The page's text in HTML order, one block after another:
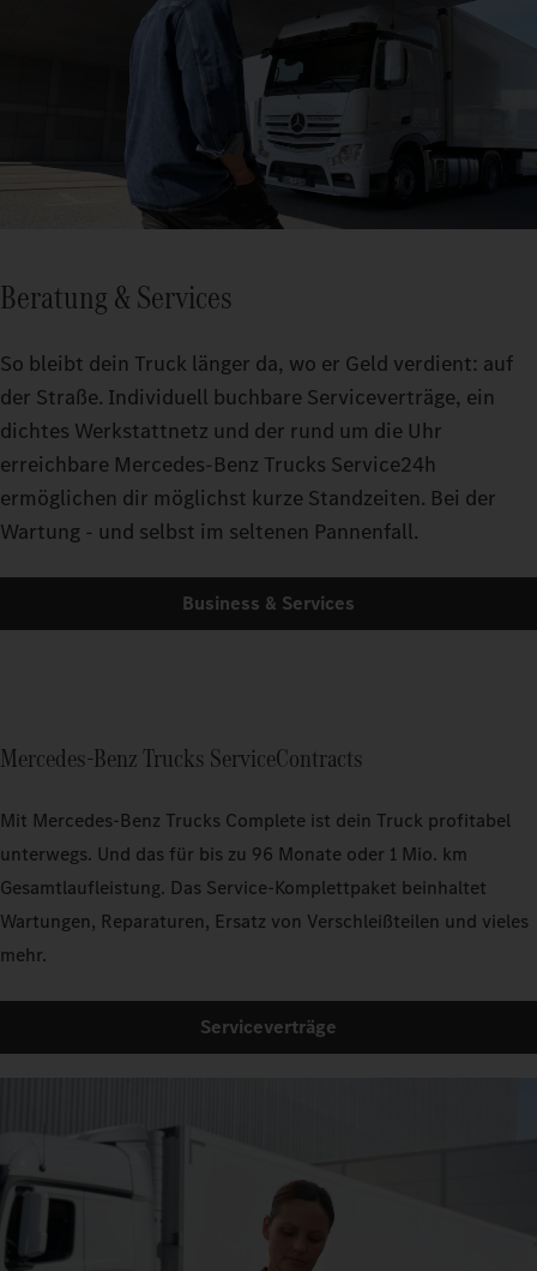
Beratung & Services
So bleibt dein Truck länger da, wo er Geld verdient: auf
der Straße. Individuell buchbare Serviceverträge, ein
dichtes Werkstattnetz und der rund um die Uhr
erreichbare Mercedes-Benz Trucks Service24h
ermöglichen dir möglichst kurze Standzeiten. Bei der
Wartung - und selbst im seltenen Pannenfall.
Business & Services
Mercedes‑Benz Trucks ServiceContracts
Mit Mercedes‑Benz Trucks Complete ist dein Truck profitabel
unterwegs. Und das für bis zu 96 Monate oder 1 Mio. km
Gesamtlaufleistung. Das Service-Komplettpaket beinhaltet
Wartungen, Reparaturen, Ersatz von Verschleißteilen und vieles
mehr.
Serviceverträge